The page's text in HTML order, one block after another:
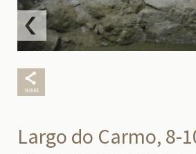
Largo do Carmo, 8-